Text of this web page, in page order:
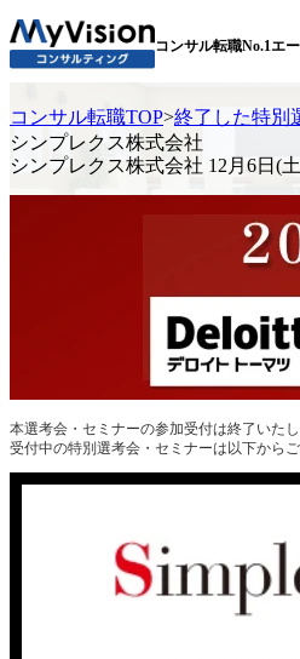
コンサル転職No.1エ
コンサル転職TOP>終了した特別
シンプレクス株式会社
シンプレクス株式会社 12月6日(
本選考会・セミナーの参加受付は終了いたし
受付中の特別選考会・セミナーは以下からご